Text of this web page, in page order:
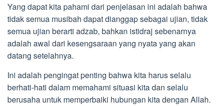
Yang dapat kita pahami dari penjelasan ini adalah bahwa
tidak semua musibah dapat dianggap sebagai ujian, tidak
semua ujian berarti adzab, bahkan istidraj sebenarnya
adalah awal dari kesengsaraan yang nyata yang akan
datang setelahnya.
Ini adalah pengingat penting bahwa kita harus selalu
berhati-hati dalam memahami situasi kita dan selalu
berusaha untuk memperbaiki hubungan kita dengan Allah.